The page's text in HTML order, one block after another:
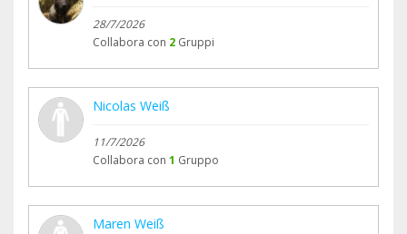
28/7/2026
Collabora con 2 Gruppi
Nicolas Weiß
11/7/2026
Collabora con 1 Gruppo
Maren Weiß